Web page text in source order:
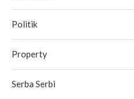
Politik
Property
Serba Serbi